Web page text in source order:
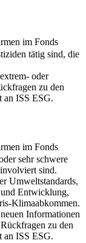
im Fonds
tätig sind, die
oder
zu den
an ISS ESG.
im Fonds
sehr schwere
sind.
Umweltstandards,
Entwicklung,
Klimaabkommen.
Informationen
zu den
an ISS ESG.